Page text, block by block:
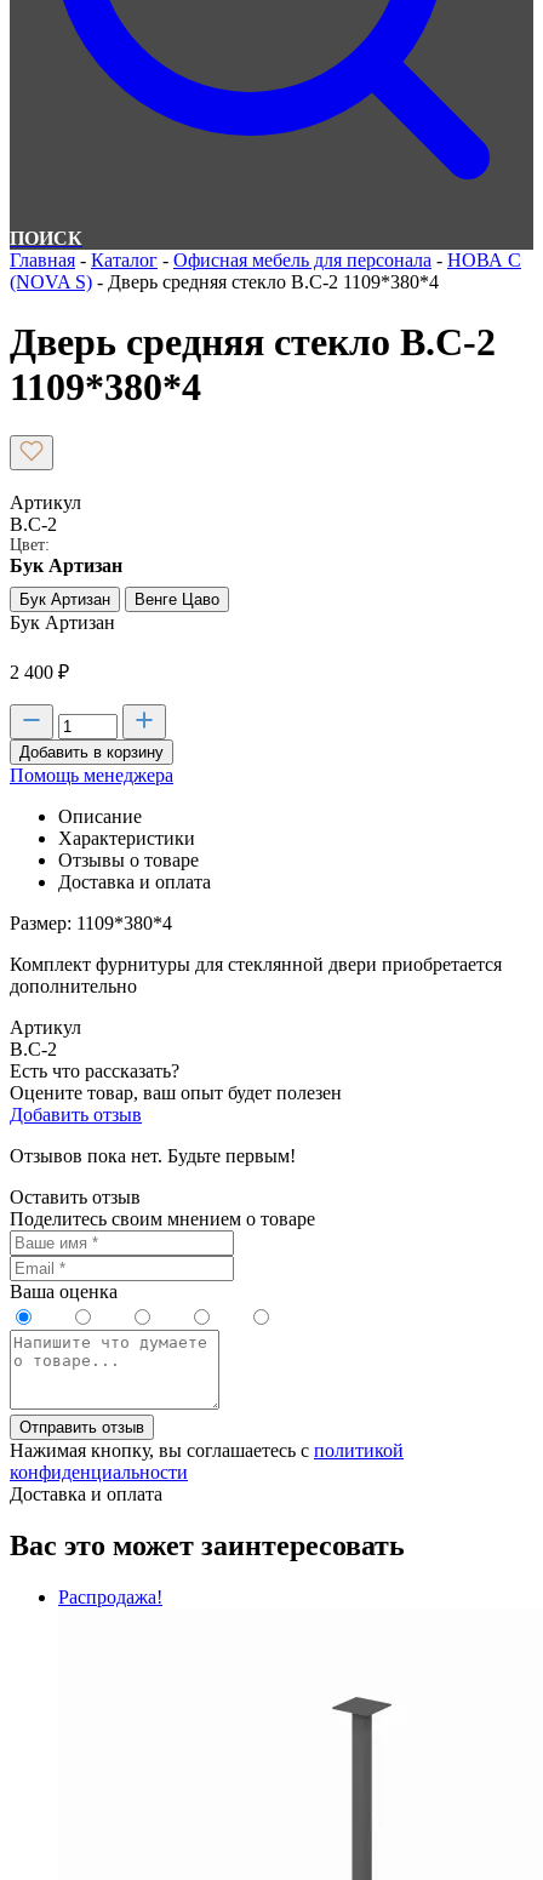
ПОИСК
Главная - Каталог - Офисная мебель для персонала - НОВА С
(NOVA S) - Дверь средняя стекло В.С-2 1109*380*4
Дверь средняя стекло В.С-2
1109*380*4
Артикул
В.С-2
Цвет:
Бук Артизан
Бук Артизан Венге Цаво
Бук Артизан
2 400 ₽
Добавить в корзину
Помощь менеджера
Описание
Характеристики
Отзывы о товаре
Доставка и оплата
Размер: 1109*380*4
Комплект фурнитуры для стеклянной двери приобретается
дополнительно
Артикул
В.С-2
Есть что рассказать?
Оцените товар, ваш опыт будет полезен
Добавить отзыв
Отзывов пока нет. Будьте первым!
Оставить отзыв
Поделитесь своим мнением о товаре
Ваша оценка
Отправить отзыв
Нажимая кнопку, вы соглашаетесь с политикой
конфиденциальности
Доставка и оплата
Вас это может заинтересовать
Распродажа!